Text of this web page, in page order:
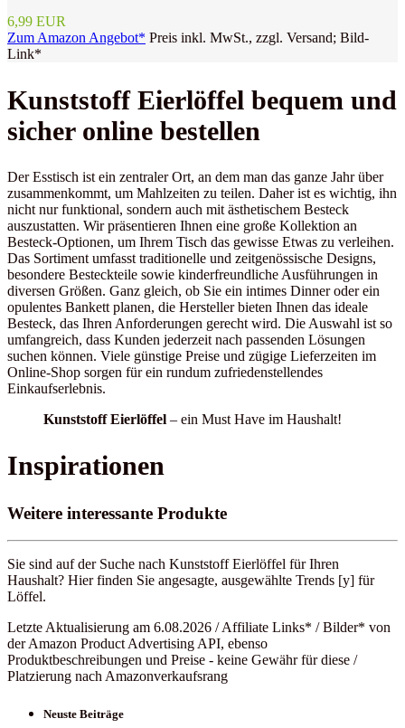
6,99 EUR
Zum Amazon Angebot* Preis inkl. MwSt., zzgl. Versand; Bild-
Link*
Kunststoff Eierlöffel bequem und
sicher online bestellen
Der Esstisch ist ein zentraler Ort, an dem man das ganze Jahr über
zusammenkommt, um Mahlzeiten zu teilen. Daher ist es wichtig, ihn
nicht nur funktional, sondern auch mit ästhetischem Besteck
auszustatten. Wir präsentieren Ihnen eine große Kollektion an
Besteck-Optionen, um Ihrem Tisch das gewisse Etwas zu verleihen.
Das Sortiment umfasst traditionelle und zeitgenössische Designs,
besondere Besteckteile sowie kinderfreundliche Ausführungen in
diversen Größen. Ganz gleich, ob Sie ein intimes Dinner oder ein
opulentes Bankett planen, die Hersteller bieten Ihnen das ideale
Besteck, das Ihren Anforderungen gerecht wird. Die Auswahl ist so
umfangreich, dass Kunden jederzeit nach passenden Lösungen
suchen können. Viele günstige Preise und zügige Lieferzeiten im
Online-Shop sorgen für ein rundum zufriedenstellendes
Einkaufserlebnis.
Kunststoff Eierlöffel – ein Must Have im Haushalt!
Inspirationen
Weitere interessante Produkte
Sie sind auf der Suche nach Kunststoff Eierlöffel für Ihren
Haushalt? Hier finden Sie angesagte, ausgewählte Trends [y] für
Löffel.
Letzte Aktualisierung am 6.08.2026 / Affiliate Links* / Bilder* von
der Amazon Product Advertising API, ebenso
Produktbeschreibungen und Preise - keine Gewähr für diese /
Platzierung nach Amazonverkaufsrang
Neuste Beiträge